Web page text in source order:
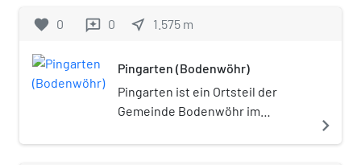
favorite 0 reviews 0 near_me 1.575 m
Pingarten (Bodenwöhr)
Pingarten ist ein Ortsteil der
Gemeinde Bodenwöhr im
Schwandorf (Bayern).
navigate_next